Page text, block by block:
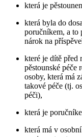
která je
která byla do
poručníkem, a to
nárok na
které je dítě před
pěstounské péče
osoby, která má
takové péče (tj.
péči),
která je
která má v